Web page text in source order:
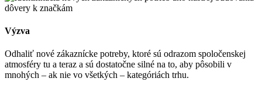
Výzva
Odhaliť nové zákaznícke potreby, ktoré sú odrazom spoločenskej
atmosféry tu a teraz a sú dostatočne silné na to, aby pôsobili v
mnohých – ak nie vo všetkých – kategóriách trhu.